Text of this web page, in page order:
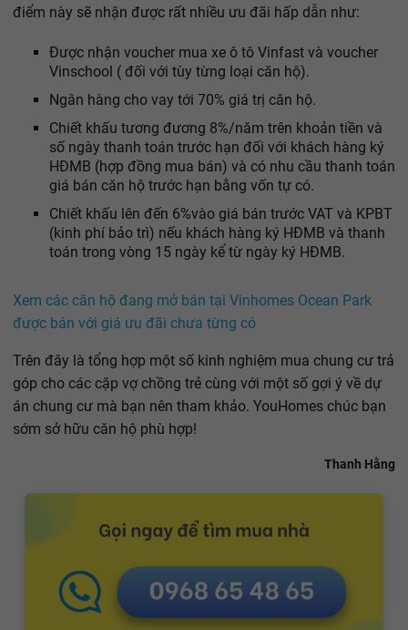
điểm này sẽ nhận được rất nhiều ưu đãi hấp dẫn như:
Được nhận voucher mua xe ô tô Vinfast và voucher
Vinschool ( đối với tùy từng loại căn hộ).
Ngân hàng cho vay tới 70% giá trị căn hộ.
Chiết khấu tương đương 8%/năm trên khoản tiền và
số ngày thanh toán trước hạn đối với khách hàng ký
HĐMB (hợp đồng mua bán) và có nhu cầu thanh toán
giá bán căn hộ trước hạn bằng vốn tự có.
Chiết khấu lên đến 6%vào giá bán trước VAT và KPBT
(kinh phí bảo trì) nếu khách hàng ký HĐMB và thanh
toán trong vòng 15 ngày kể từ ngày ký HĐMB.
Xem các căn hộ đang mở bán tại Vinhomes Ocean Park
được bán với giá ưu đãi chưa từng có
Trên đây là tổng hợp một số kinh nghiệm mua chung cư trả
góp cho các cặp vợ chồng trẻ cùng với một số gợi ý về dự
án chung cư mà bạn nên tham khảo. YouHomes chúc bạn
sớm sở hữu căn hộ phù hợp!
Thanh Hằng